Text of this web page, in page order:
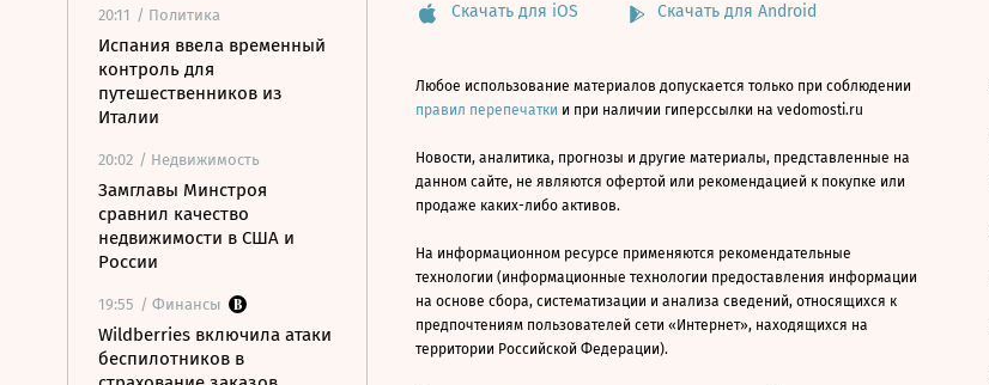
20:11 / Политика
Испания ввела временный
контроль для
путешественников из
Италии
20:02 / Недвижимость
Замглавы Минстроя
сравнил качество
недвижимости в США и
России
19:55 / Финансы
Wildberries включила атаки
беспилотников в
Скачать для iOS Скачать для Android
Любое использование материалов допускается только при соблюдении
правил перепечатки и при наличии гиперссылки на vedomosti.ru
Новости, аналитика, прогнозы и другие материалы, представленные на
данном сайте, не являются офертой или рекомендацией к покупке или
продаже каких-либо активов.
На информационном ресурсе применяются рекомендательные
технологии (информационные технологии предоставления информации
на основе сбора, систематизации и анализа сведений, относящихся к
предпочтениям пользователей сети «Интернет», находящихся на
территории Российской Федерации).